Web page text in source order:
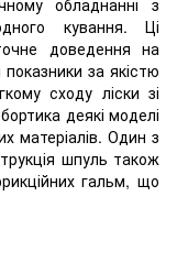
кування. Ці
доведення на
за якістю
сходу ліски зі
деякі моделі
матеріалів. Один з
шпуль також
гальм, що